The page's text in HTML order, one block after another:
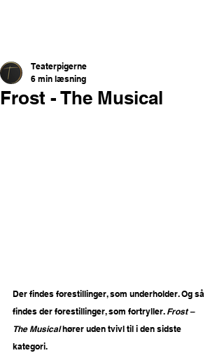
Frost - The Musical
Teaterpigerne
6 min læsning
Der findes forestillinger, som underholder. Og så
findes der forestillinger, som fortryller. Frost –
The Musical hører uden tvivl til i den sidste
kategori.